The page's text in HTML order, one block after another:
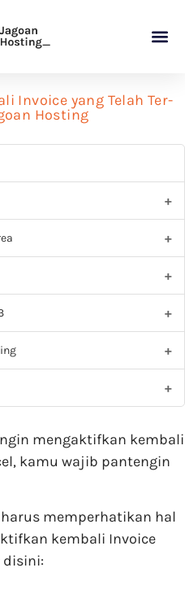
Invoice yang Telah Ter-
Hosting
mengaktifkan kembali
kamu wajib pantengin
memperhatikan hal
kembali Invoice
disini: